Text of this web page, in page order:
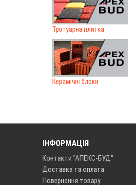
Тротуарна плитка
Керамічні блоки
ІНФОРМАЦІЯ
Контакти "АПЕКС-БУД"
Доставка та оплата
Повернення товару